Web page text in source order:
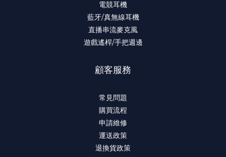
電競耳機
藍牙/真無線耳機
直播串流麥克風
遊戲遙桿/手把週邊
顧客服務
常見問題
購買流程
申請維修
運送政策
退換貨政策